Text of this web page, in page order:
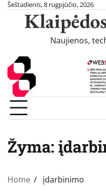
Skip
content
Šeštadienis, 8 rugpjūčio, 2026
Naujienos,
Žyma:
Home įdarbinimo